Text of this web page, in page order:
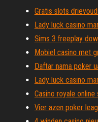
Gratis slots
Lady luck casino
Sims 3 freeplay
Mobiel casino met
Daftar nama poker
Lady luck casino
Casino royale online
Vier azen poker